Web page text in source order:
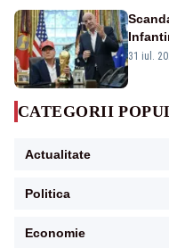
31 iul.
CATEGORII
Actualitate
Politica
Economie